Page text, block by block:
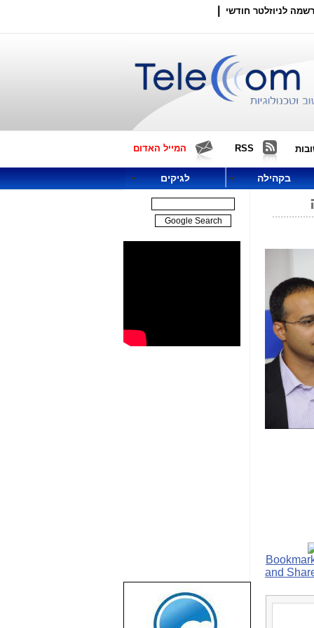
לניוזלטר חודשי
RSS המייל האדום
בקהילה לגיקים
שבוע טוב לכל
הגולשים באשר
הם!!!